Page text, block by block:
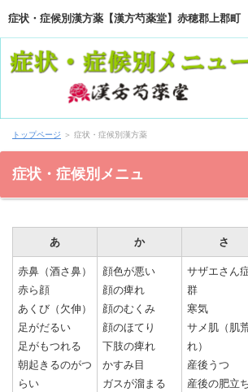
症状・症候別漢方薬【漢方芍薬堂】赤穂郡上郡町
アクセス
お問い合わせ
薬膳ブログ「日々塩梅」
上郡日記ブログ
トップページ ＞ 症状・症候別漢方薬
症状・症候別メニュ
あ か さ
赤鼻（酒さ鼻）
赤ら顔
あくび（欠伸）
足がだるい
足がもつれる
朝起きるのがつ
らい
顔色が悪い
顔の痺れ
顔のむくみ
顔のほてり
下肢の痺れ
かすみ目
ガスが溜まる
サザエさん
群
寒気
サメ肌（肌
れ）
産後うつ
産後の肥立